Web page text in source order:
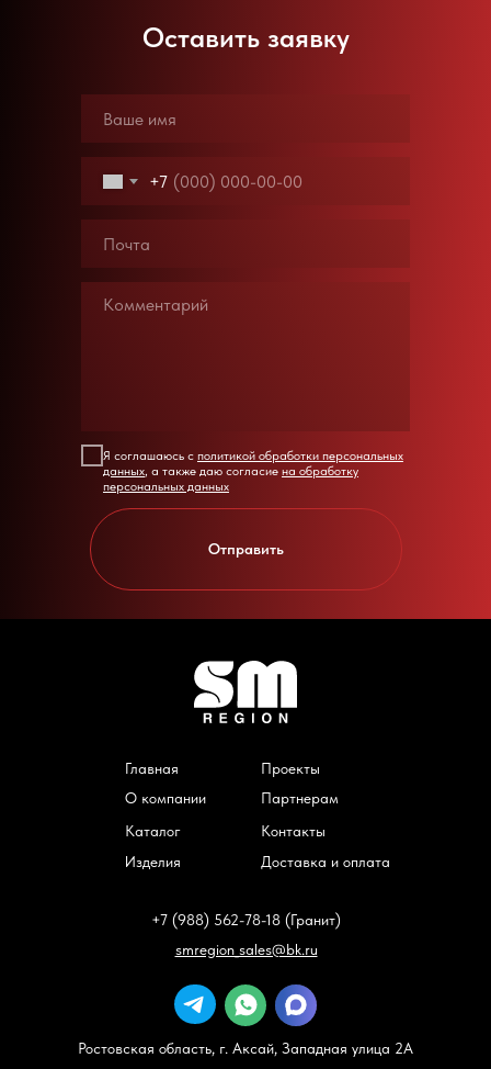
Оставить заявку
+7
Я соглашаюсь с политикой обработки персональных
данных, а также даю согласие на обработку
персональных данных
Отправить
Главная
О компании
Каталог
Изделия
Контакты
Партнерам
Проекты
Доставка и оплата
+7 (988) 562-78-18 (Гранит)
smregion_sales@bk.ru
Ростовская область, г. Аксай, Западная улица 2А